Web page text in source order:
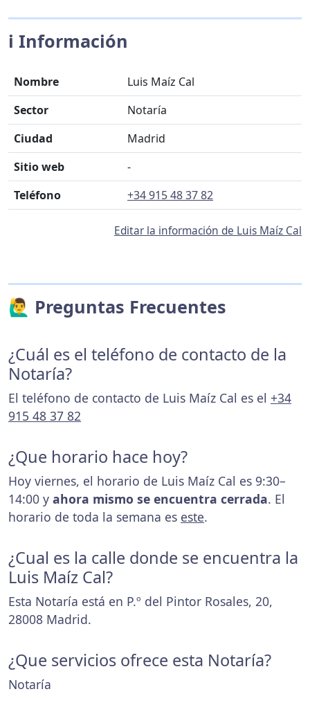
ℹ️ Información
Nombre
Luis Maíz Cal
Sector
Notaría
Ciudad
Madrid
Sitio web
-
Teléfono
+34 915 48 37 82
Editar la información de Luis Maíz Cal
🙋‍♂️ Preguntas Frecuentes
¿Cuál es el teléfono de contacto de la
Notaría?
El teléfono de contacto de Luis Maíz Cal es el +34
915 48 37 82
¿Que horario hace hoy?
Hoy viernes, el horario de Luis Maíz Cal es 9:30–
14:00 y ahora mismo se encuentra cerrada. El
horario de toda la semana es este.
¿Cual es la calle donde se encuentra la
Luis Maíz Cal?
Esta Notaría está en P.º del Pintor Rosales, 20,
28008 Madrid.
¿Que servicios ofrece esta Notaría?
Notaría